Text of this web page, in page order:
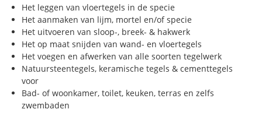
Het leggen van vloertegels in de specie
Het aanmaken van lijm, mortel en/of specie
Het uitvoeren van sloop-, breek- & hakwerk
Het op maat snijden van wand- en vloertegels
Het voegen en afwerken van alle soorten tegelwerk
Natuursteentegels, keramische tegels & cementtegels
voor
Bad- of woonkamer, toilet, keuken, terras en zelfs
zwembaden